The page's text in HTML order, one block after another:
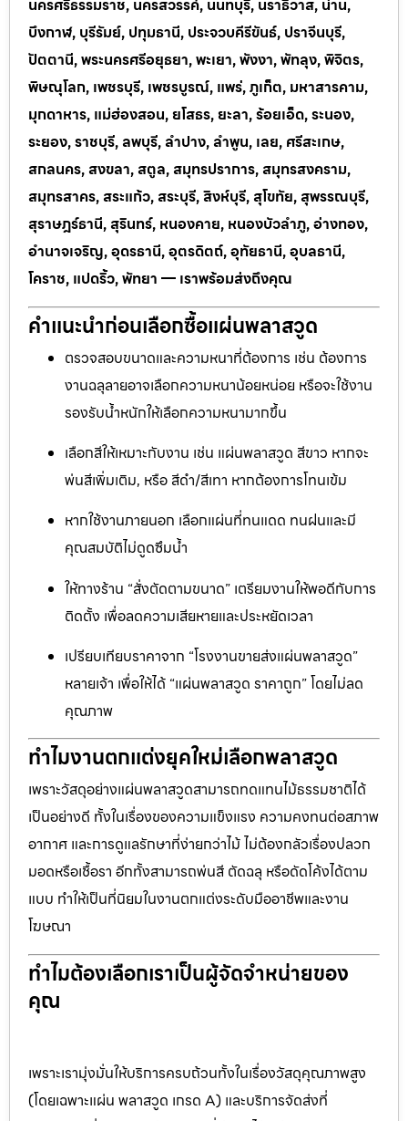
นครศรีธรรมราช, นครสวรรค์, นนทบุรี, นราธิวาส, น่าน,
บึงกาฬ, บุรีรัมย์, ปทุมธานี, ประจวบคีรีขันธ์, ปราจีนบุรี,
ปัตตานี, พระนครศรีอยุธยา, พะเยา, พังงา, พัทลุง, พิจิตร,
พิษณุโลก, เพชรบุรี, เพชรบูรณ์, แพร่, ภูเก็ต, มหาสารคาม,
มุกดาหาร, แม่ฮ่องสอน, ยโสธร, ยะลา, ร้อยเอ็ด, ระนอง,
ระยอง, ราชบุรี, ลพบุรี, ลำปาง, ลำพูน, เลย, ศรีสะเกษ,
สกลนคร, สงขลา, สตูล, สมุทรปราการ, สมุทรสงคราม,
สมุทรสาคร, สระแก้ว, สระบุรี, สิงห์บุรี, สุโขทัย, สุพรรณบุรี,
สุราษฎร์ธานี, สุรินทร์, หนองคาย, หนองบัวลำภู, อ่างทอง,
อำนาจเจริญ, อุดรธานี, อุตรดิตถ์, อุทัยธานี, อุบลธานี,
โคราช, แปดริ้ว, พัทยา — เราพร้อมส่งถึงคุณ
คำแนะนำก่อนเลือกซื้อแผ่นพลาสวูด
ตรวจสอบขนาดและความหนาที่ต้องการ เช่น ต้องการ
งานฉลุลายอาจเลือกความหนาน้อยหน่อย หรือจะใช้งาน
รองรับน้ำหนักให้เลือกความหนามากขึ้น
เลือกสีให้เหมาะกับงาน เช่น แผ่นพลาสวูด สีขาว หากจะ
พ่นสีเพิ่มเติม, หรือ สีดำ/สีเทา หากต้องการโทนเข้ม
หากใช้งานภายนอก เลือกแผ่นที่ทนแดด ทนฝนและมี
คุณสมบัติไม่ดูดซึมน้ำ
ให้ทางร้าน “สั่งตัดตามขนาด” เตรียมงานให้พอดีกับการ
ติดตั้ง เพื่อลดความเสียหายและประหยัดเวลา
เปรียบเทียบราคาจาก “โรงงานขายส่งแผ่นพลาสวูด”
หลายเจ้า เพื่อให้ได้ “แผ่นพลาสวูด ราคาถูก” โดยไม่ลด
คุณภาพ
ทำไมงานตกแต่งยุคใหม่เลือกพลาสวูด
เพราะวัสดุอย่างแผ่นพลาสวูดสามารถทดแทนไม้ธรรมชาติได้
เป็นอย่างดี ทั้งในเรื่องของความแข็งแรง ความคงทนต่อสภาพ
อากาศ และการดูแลรักษาที่ง่ายกว่าไม้ ไม่ต้องกลัวเรื่องปลวก
มอดหรือเชื้อรา อีกทั้งสามารถพ่นสี ตัดฉลุ หรือดัดโค้งได้ตาม
แบบ ทำให้เป็นที่นิยมในงานตกแต่งระดับมืออาชีพและงาน
โฆษณา
ทำไมต้องเลือกเราเป็นผู้จัดจำหน่ายของ
คุณ
เพราะเรามุ่งมั่นให้บริการครบถ้วนทั้งในเรื่องวัสดุคุณภาพสูง
(โดยเฉพาะแผ่น พลาสวูด เกรด A) และบริการจัดส่งที่